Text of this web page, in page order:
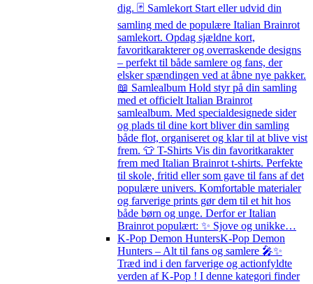
dig. 🃏 Samlekort Start eller udvid din
samling med de populære Italian Brainrot
samlekort. Opdag sjældne kort,
favoritkarakterer og overraskende designs
– perfekt til både samlere og fans, der
elsker spændingen ved at åbne nye pakker.
📖 Samlealbum Hold styr på din samling
med et officielt Italian Brainrot
samlealbum. Med specialdesignede sider
og plads til dine kort bliver din samling
både flot, organiseret og klar til at blive vist
frem. 👕 T-Shirts Vis din favoritkarakter
frem med Italian Brainrot t-shirts. Perfekte
til skole, fritid eller som gave til fans af det
populære univers. Komfortable materialer
og farverige prints gør dem til et hit hos
både børn og unge. Derfor er Italian
Brainrot populært: ✨ Sjove og unikke…
K-Pop Demon HuntersK-Pop Demon
Hunters – Alt til fans og samlere 🎤✨
Træd ind i den farverige og actionfyldte
verden af K-Pop ! I denne kategori finder